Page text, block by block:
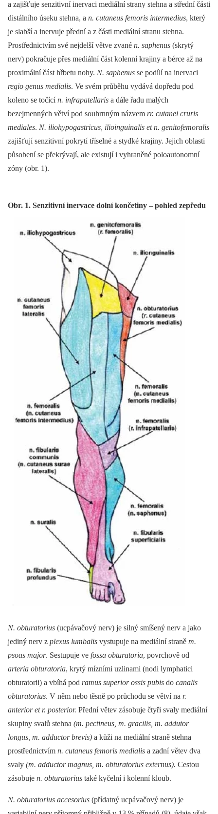
a zajišťuje senzitivní inervaci mediální strany stehna a střední části
distálního úseku stehna, a n. cutaneus femoris intermedius, který
je slabší a inervuje přední a z části mediální stranu stehna.
Prostřednictvím své nejdelší větve zvané n. saphenus (skrytý
nerv) pokračuje přes mediální část kolenní krajiny a bérce až na
proximální část hřbetu nohy. N. saphenus se podílí na inervaci
regio genus medialis. Ve svém průběhu vydává dopředu pod
koleno se točícín. infrapatellaris a dále řadu malých
bezejmenných větví pod souhrnným názvem rr. cutanei cruris
mediales. N. iliohypogastricus, ilioinguinalis et n. genitofemoralis
zajišťují senzitivní pokrytí tříselné a stydké krajiny. Jejich oblasti
působení se překrývají, ale existují i vyhraněné poloautonomní
zóny (obr. 1).
Obr. 1. Senzitivní inervace dolní končetiny – pohled zepředu
N. obturatorius (ucpávačový nerv) je silný smíšený nerv a jako
jediný nerv z plexus lumbalis vystupuje na mediální straně m.
psoas major. Sestupuje ve fossa obturatoria, povrchově od
arteria obturatoria, krytý mízními uzlinami (nodi lymphatici
obturatorii) a vbíhá pod ramus superior ossis pubis do canalis
obturatorius. V něm nebo těsně po průchodu se větví na r.
anterior et r. posterior. Přední větev zásobuje čtyři svaly mediální
skupiny svalů stehna (m. pectineus, m. gracilis, m. addutor
longus, m. adductor brevis) a kůži na mediální straně stehna
prostřednictvím n. cutaneus femoris medialis a zadní větev dva
svaly (m. adductor magnus, m. obturatorius externus). Cestou
zásobuje n. obturatorius také kyčelní i kolenní kloub.
N. obturatorius accesorius (přídatný ucpávačový nerv) je